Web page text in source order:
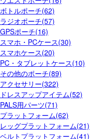
ボトルポーチ(62)
ラジオポーチ(57)
GPSポーチ(16)
スマホ・PCケース(30)
スマホケース(20)
PC・タブレットケース(10)
その他のポーチ(89)
アクセサリー(322)
ドレスアップアイテム(52)
PALS用パーツ(71)
プラットフォーム(62)
レッグプラットフォーム(21)
ベルトプラットフォーム(41)